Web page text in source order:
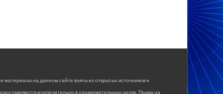
материалы на данном сайте взяты из открытых источников и
исключительно в ознакомительных целях. Права на